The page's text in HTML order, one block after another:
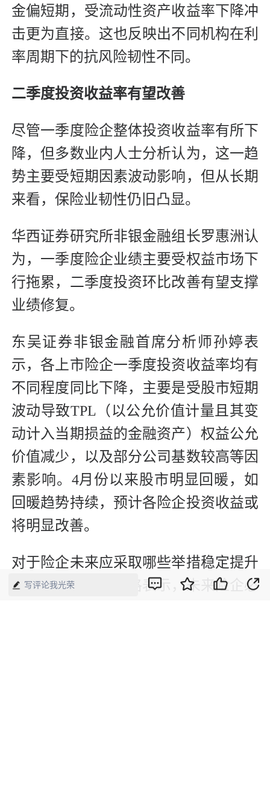
金偏短期，受流动性资产收益率下降冲
击更为直接。这也反映出不同机构在利
率周期下的抗风险韧性不同。
二季度投资收益率有望改善
尽管一季度险企整体投资收益率有所下
降，但多数业内人士分析认为，这一趋
势主要受短期因素波动影响，但从长期
来看，保险业韧性仍旧凸显。
华西证券研究所非银金融组长罗惠洲认
为，一季度险企业绩主要受权益市场下
行拖累，二季度投资环比改善有望支撑
业绩修复。
东吴证券非银金融首席分析师孙婷表
示，各上市险企一季度投资收益率均有
不同程度同比下降，主要是受股市短期
波动导致TPL（以公允价值计量且其变
动计入当期损益的金融资产）权益公允
价值减少，以及部分公司基数较高等因
素影响。4月份以来股市明显回暖，如
回暖趋势持续，预计各险企投资收益或
将明显改善。
对于险企未来应采取哪些举措稳定提升
自身投资收益，龙格表示，未来险企必
写评论我光荣